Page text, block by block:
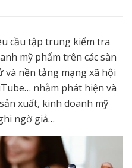
cầu tập trung kiểm tra
mỹ phẩm trên các sàn
nền tảng mạng xã hội
nhằm phát hiện và
xuất, kinh doanh mỹ
ngờ giả…